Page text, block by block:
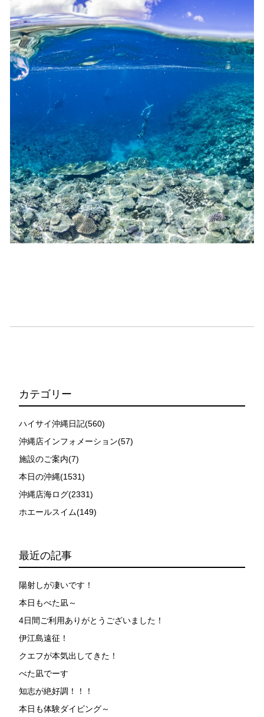
カテゴリー
ハイサイ沖縄日記(560)
沖縄店インフォメーション(57)
施設のご案内(7)
本日の沖縄(1531)
沖縄店海ログ(2331)
ホエールスイム(149)
最近の記事
陽射しが凄いです！
本日もべた凪～
4日間ご利用ありがとうございました！
伊江島遠征！
クエフが本気出してきた！
べた凪でーす
知志が絶好調！！！
本日も体験ダイビング～